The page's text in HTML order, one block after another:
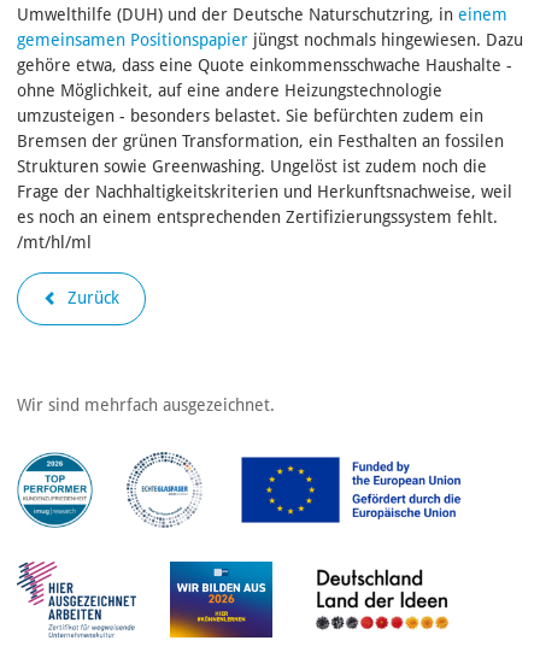
Umwelthilfe (DUH) und der Deutsche Naturschutzring, in einem
gemeinsamen Positionspapier jüngst nochmals hingewiesen. Dazu
gehöre etwa, dass eine Quote einkommensschwache Haushalte -
ohne Möglichkeit, auf eine andere Heizungstechnologie
umzusteigen - besonders belastet. Sie befürchten zudem ein
Bremsen der grünen Transformation, ein Festhalten an fossilen
Strukturen sowie Greenwashing. Ungelöst ist zudem noch die
Frage der Nachhaltigkeitskriterien und Herkunftsnachweise, weil
es noch an einem entsprechenden Zertifizierungssystem fehlt.
/mt/hl/ml
Zurück
Wir sind mehrfach ausgezeichnet.